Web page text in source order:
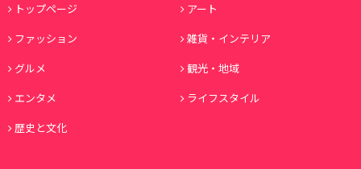
トップページ
アート
ファッション
雑貨・インテリア
グルメ
観光・地域
エンタメ
ライフスタイル
歴史と文化